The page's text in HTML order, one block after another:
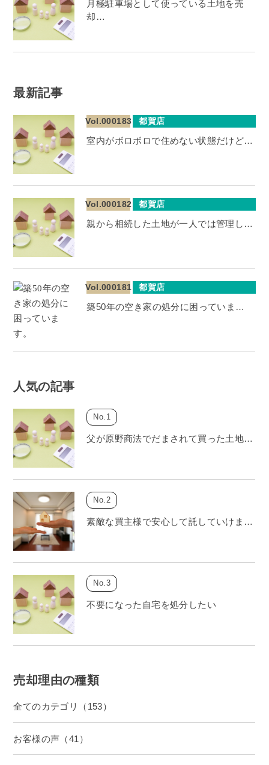
月極駐車場として使っている土地を売
却…
最新記事
Vol.000183 都賀店
室内がボロボロで住めない状態だけど…
Vol.000182 都賀店
親から相続した土地が一人では管理し…
Vol.000181 都賀店
築50年の空き家の処分に困っていま…
人気の記事
父が原野商法でだまされて買った土地…
素敵な買主様で安心して託していけま…
不要になった自宅を処分したい
売却理由の種類
全てのカテゴリ（153）
お客様の声（41）